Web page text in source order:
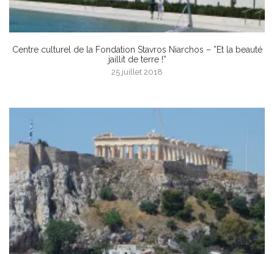
Centre culturel de la Fondation Stavros Niarchos – ”Et la beauté
jaillit de terre !”
25 juillet 2018